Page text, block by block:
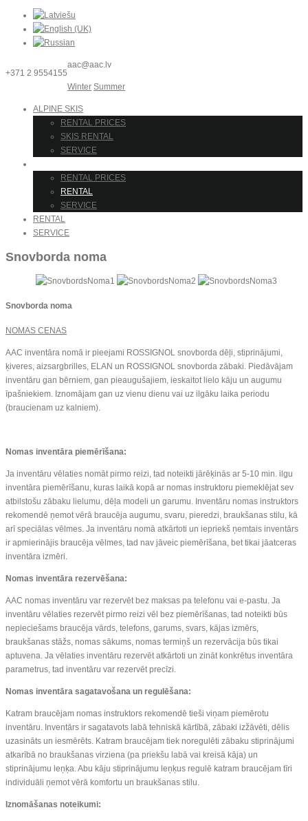
+371 2 9554155
aac@aac.lv
Winter Summer
ALPINE SKIS
RENTAL PRICES
SKIS RENTAL
SERVICE
RENTAL PRICES
RENTAL
SERVICE
RENTAL
SERVICE
Snovborda noma
Snovborda noma
NOMAS CENAS
AAC inventāra nomā ir pieejami ROSSIGNOL snovborda dēļi, stiprinājumi,
ķiveres, aizsargbrilles, ELAN un ROSSIGNOL snovborda zābaki. Piedāvājam
inventāru gan bērniem, gan pieaugušajiem, ieskaitot lielo kāju un augumu
īpašniekiem. Iznomājam gan uz vienu dienu vai uz ilgāku laika periodu
(braucienam uz kalniem).
Nomas inventāra piemērīšana:
Ja inventāru vēlaties nomāt pirmo reizi, tad noteikti jārēķinās ar 5-10 min. ilgu
inventāra piemērīšanu, kuras laikā kopā ar nomas instruktoru piemeklējat sev
atbilstošu zābaku lielumu, dēļa modeli un garumu. Inventāru nomas instruktors
rekomendē ņemot vērā braucēja augumu, svaru, pieredzi, braukšanas stilu, kā
arī speciālas vēlmes. Ja inventāru nomā atkārtoti un iepriekš ņemtais inventārs
ir apmierinājis braucēja vēlmes, tad nav jāveic piemērīšana, bet tikai jāatceras
inventāra izmēri.
Nomas inventāra rezervēšana:
AAC nomas inventāru var rezervēt bez maksas pa telefonu vai e-pastu. Ja
inventāru vēlaties rezervēt pirmo reizi vēl bez piemērīšanas, tad noteikti būs
nepieciešams braucēja vārds, telefons, garums, svars, kājas izmērs,
braukšanas stāžs, nomas sākums, nomas termiņš un rezervācija būs tikai
aptuvena. Ja vēlaties inventāru rezervēt atkārtoti un zināt konkrētus inventāra
parametrus, tad inventāru var rezervēt precīzi.
Nomas inventāra sagatavošana un regulēšana:
Katram braucējam nomas instruktors rekomendē tieši viņam piemērotu
inventāru. Inventārs ir sagatavots labā tehniskā kārtībā, zābaki izžāvēti, dēlis
uzasināts un iesmērēts. Katram braucējam tiek noregulēti zābaku stiprinājumi
atkarībā no braukšanas virziena (pa priekšu labā vai kreisā kāja) un
stiprinājumu leņķa. Abu kāju stiprinājumu leņķus regulē katram braucējam tīri
individuāli ņemot vērā komfortu un braukšanas stilu.
Iznomāšanas noteikumi: